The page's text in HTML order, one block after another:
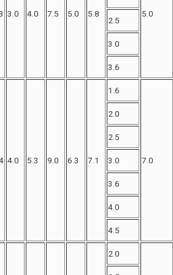
3.0 4.0 7.5 5.0 5.8 5.0
2.5
3.0
3.6
4.0 5.3 9.0 6.3 7.1
1.6
7.0
2.0
2.5
3.0
3.6
4.0
4.5
2.0